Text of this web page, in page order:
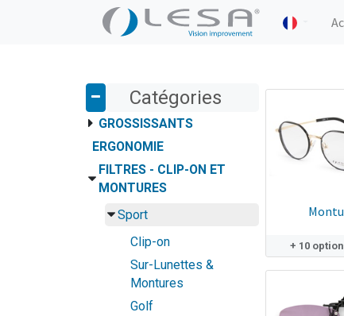
Catégories
GROSSISSANTS
ERGONOMIE
FILTRES - CLIP-ON ET
MONTURES
Sport
Clip-on
Sur-Lunettes &
Montures
Golf
+ 10